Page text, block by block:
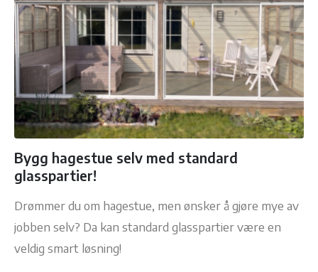
Bygg hagestue selv med standard
glasspartier!
Drømmer du om hagestue, men ønsker å gjøre mye av
jobben selv? Da kan standard glasspartier være en
veldig smart løsning!